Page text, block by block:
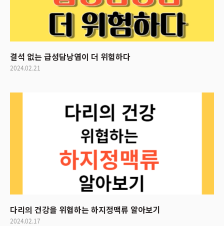
결석 없는 급성담낭염이 더 위험하다
2024.02.21
다리의 건강을 위협하는 하지정맥류 알아보기
2024.02.17